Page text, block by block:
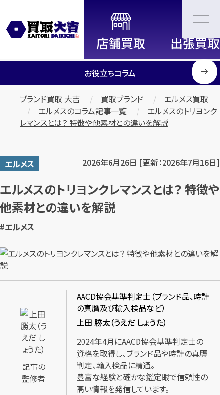
全国2200店舗以上展開中！
信頼と実績の買取専門店「買取大
吉」
お役立ちコラム
ブランド買取 大吉 買取ブランド
エルメス買取
エルメスのコラム記事一覧
エルメスのトリヨンク
レマンスとは？ 特徴や他素材との違いを解説
エルメス 2026年6月26日 [更新：2026年7月16日]
エルメスのトリヨンクレマンスとは？ 特徴や
他素材との違いを解説
#エルメス
記事の
監修者
AACD協会基準判定士（ブランド品、時計
の真贋及び輸入検品など）
上田 勝太（うえだ しょうた）
2024年4月にAACD協会基準判定士の
資格を取得し、ブランド品や時計の真贋
判定、輸入検品に精通。
豊富な経験と確かな鑑定眼で信頼性の
高い情報を発信しています。